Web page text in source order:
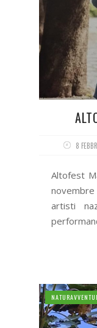
8
Altofest
novembre
artisti